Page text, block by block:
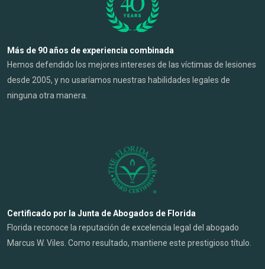
Más de 90 años de experiencia combinada
Hemos defendido los mejores intereses de las víctimas de lesiones
desde 2005, y no usaríamos nuestras habilidades legales de
ninguna otra manera.
Certificado por la Junta de Abogados de Florida
Florida reconoce la reputación de excelencia legal del abogado
Marcus W. Viles. Como resultado, mantiene este prestigioso título.